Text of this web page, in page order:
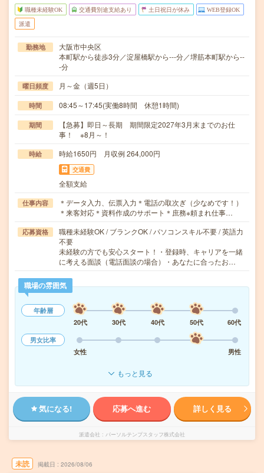
職種未経験OK 交通費別途支給あり 土日祝日が休み WEB登録OK
派遣
勤務地
大阪市中央区
本町駅から徒歩3分／淀屋橋駅から---分／堺筋本町駅から--
-分
曜日頻度 月～金（週5日）
時間 08:45～17:45(実働8時間 休憩1時間)
期間
【急募】即日～長期 期間限定2027年3月末までのお仕
事！ ※8月～！
時給 時給1650円 月収例 264,000円
交通費
全額支給
仕事内容
＊データ入力、伝票入力＊電話の取次ぎ（少なめです！）
＊来客対応＊資料作成のサポート＊庶務※頼まれ仕事…
応募資格
職種未経験OK / ブランクOK / パソコンスキル不要 / 英語力
不要
未経験の方でも安心スタート！・登録時、キャリアを一緒
に考える面談（電話面談の場合）・あなたに合ったお…
職場の雰囲気
年齢層
20代
30代 40代 50代
60代
男女比率
女性
男性
もっと見る
気になる! 応募へ進む 詳しく見る
派遣会社 パーソルテンプスタッフ株式会社
未読 掲載日 2026/08/06